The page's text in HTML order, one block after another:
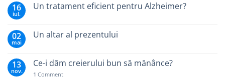
16
iul.
Un tratament eficient pentru Alzheimer?
02
mai
Un altar al prezentului
13
nov.
Ce-i dăm creierului bun să mănânce?
1 Comment